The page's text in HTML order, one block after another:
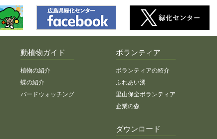
動植物ガイド
植物の紹介
蝶の紹介
バードウォッチング
ボランティア
ボランティアの紹介
ふれあい湧
里山保全ボランティア
企業の森
ダウンロード